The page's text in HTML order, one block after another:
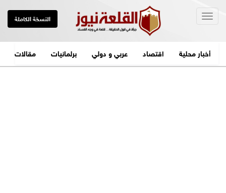
النسخة الكاملة
أخبار محلية اقتصاد عربي و دولي برلمانيات مقالات